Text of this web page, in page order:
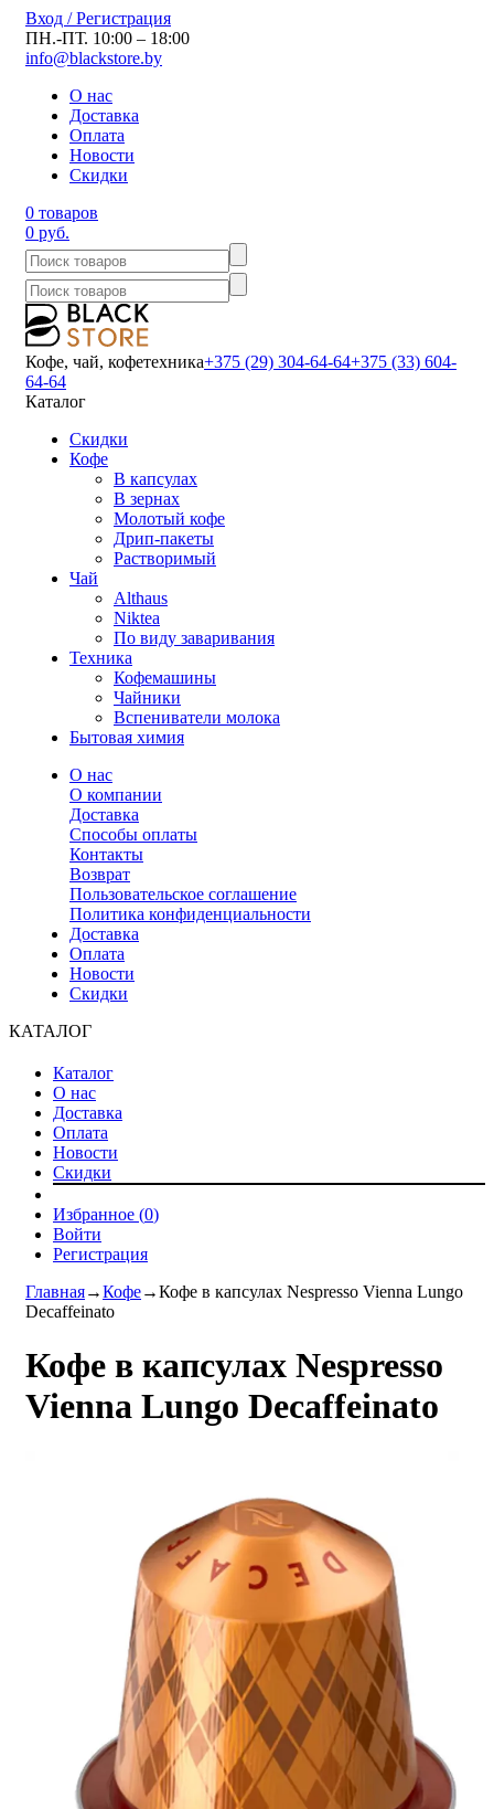
Вход / Регистрация
ПН.-ПТ. 10:00 – 18:00
info@blackstore.by
О нас
Доставка
Оплата
Новости
Скидки
0 товаров
0 руб.
Кофе, чай, кофетехника+375 (29) 304-64-64+375 (33) 604-
64-64
Каталог
Скидки
Кофе
В капсулах
В зернах
Молотый кофе
Дрип-пакеты
Растворимый
Чай
Althaus
Niktea
По виду заваривания
Техника
Кофемашины
Чайники
Вспениватели молока
Бытовая химия
О нас
О компании
Доставка
Способы оплаты
Контакты
Возврат
Пользовательское соглашение
Политика конфиденциальности
Доставка
Оплата
Новости
Скидки
КАТАЛОГ
Каталог
О нас
Доставка
Оплата
Новости
Скидки
Избранное (0)
Войти
Регистрация
Главная→Кофе→Кофе в капсулах Nespresso Vienna Lungo
Decaffeinato
Кофе в капсулах Nespresso
Vienna Lungo Decaffeinato